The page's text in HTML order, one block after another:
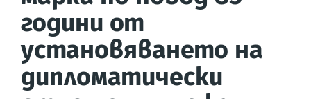
години от
установяването на
дипломатически